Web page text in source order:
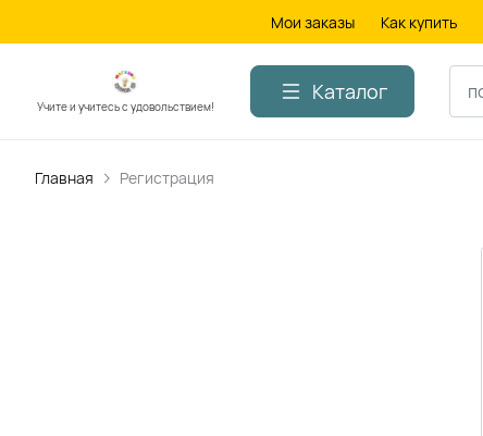
Мои заказы Как купить
Учите и учитесь с удовольствием!
Каталог
Главная Регистрация